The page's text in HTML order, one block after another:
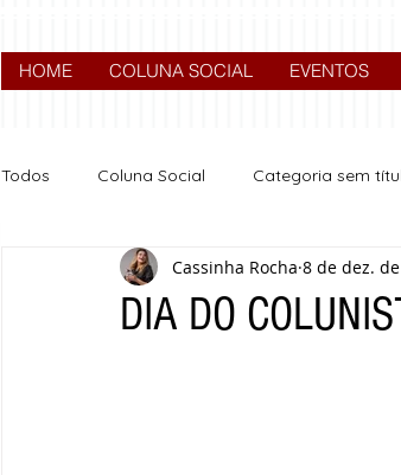
HOME COLUNA SOCIAL EVENTOS
Todos Coluna Social Categoria sem
Nova categoria Expocrato
DIA DO
Cassinha Rocha 8 de dez.